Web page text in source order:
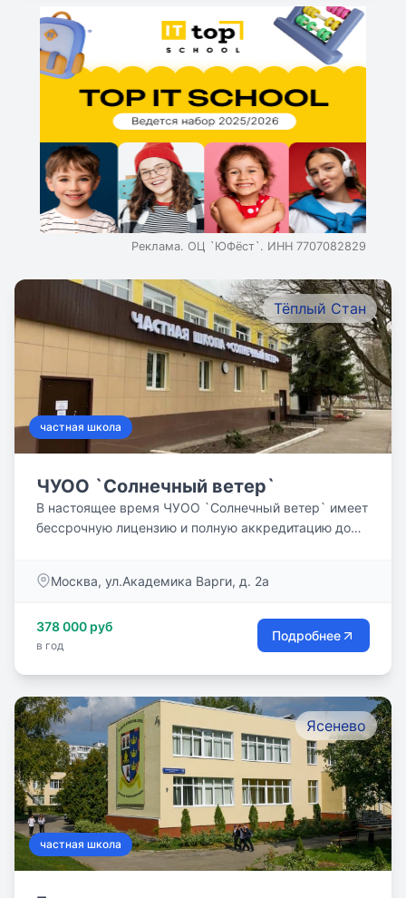
Реклама. ОЦ `ЮФёст`. ИНН 7707082829
Тёплый Стан
частная школа
ЧУОО `Солнечный ветер`
В настоящее время ЧУОО `Солнечный ветер` имеет
бессрочную лицензию и полную аккредитацию до
Москва, ул.Академика Варги, д. 2а
378 000 руб
в год
Подробнее
Ясенево
частная школа